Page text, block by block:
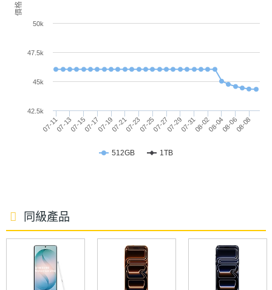
X300 Ultra 攝影師套裝
vivo X300 Ultra 特別推出 16GB + 1TB 大容量版本的
「攝影師套裝」組合，其中內建兩款蔡司增距鏡，分
別提供等效 400mm 的「vivo 蔡司增距镜 Gen2
Ultra」，以及等效 200mm 的「vivo 蔡司增距镜
Gen 2」，其他還有手柄、增距鏡手機殼、裝飾環、濾
鏡轉接環、PGYTECH 時尚影像肩繩、鏡頭轉接環、
有搭載 3° OIS光學防手震技術，其中蔡司增距鏡 G2
主打輕巧與高機動性，具備 2.35 倍放大倍率與
96mm 等效焦段，機身重量僅 158g，媲美口紅般的
精巧體積，方便隨身攜帶並即時捕捉靈感瞬間。蔡司
主螢幕
4500 nits
主螢幕
AMOLED
144 Hz
相機規格
主相機
價格
512GB 1TB
07-1107-1307-1507-1707-1907-2107-2307-2507-2707-2907-3108-0208-0408-0608-08
42.5k
45k
47.5k
50k
同級產品